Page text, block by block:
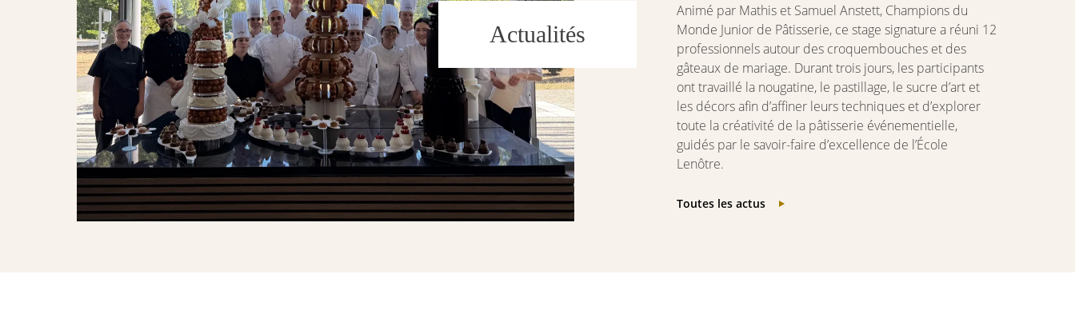
Animé par Mathis et Samuel Anstett, Champions du
Monde Junior de Pâtisserie, ce stage signature a réuni 12
professionnels autour des croquembouches et des
gâteaux de mariage. Durant trois jours, les participants
ont travaillé la nougatine, le pastillage, le sucre d’art et
les décors afin d’affiner leurs techniques et d’explorer
toute la créativité de la pâtisserie événementielle,
guidés par le savoir-faire d’excellence de l’École
Lenôtre.
Toutes les actus
Actualités